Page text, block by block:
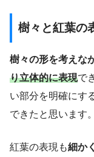
樹々と紅葉の
樹々の形を考えな
り立体的に表現で
い部分を明確にす
できたと思います。
紅葉の表現も細か